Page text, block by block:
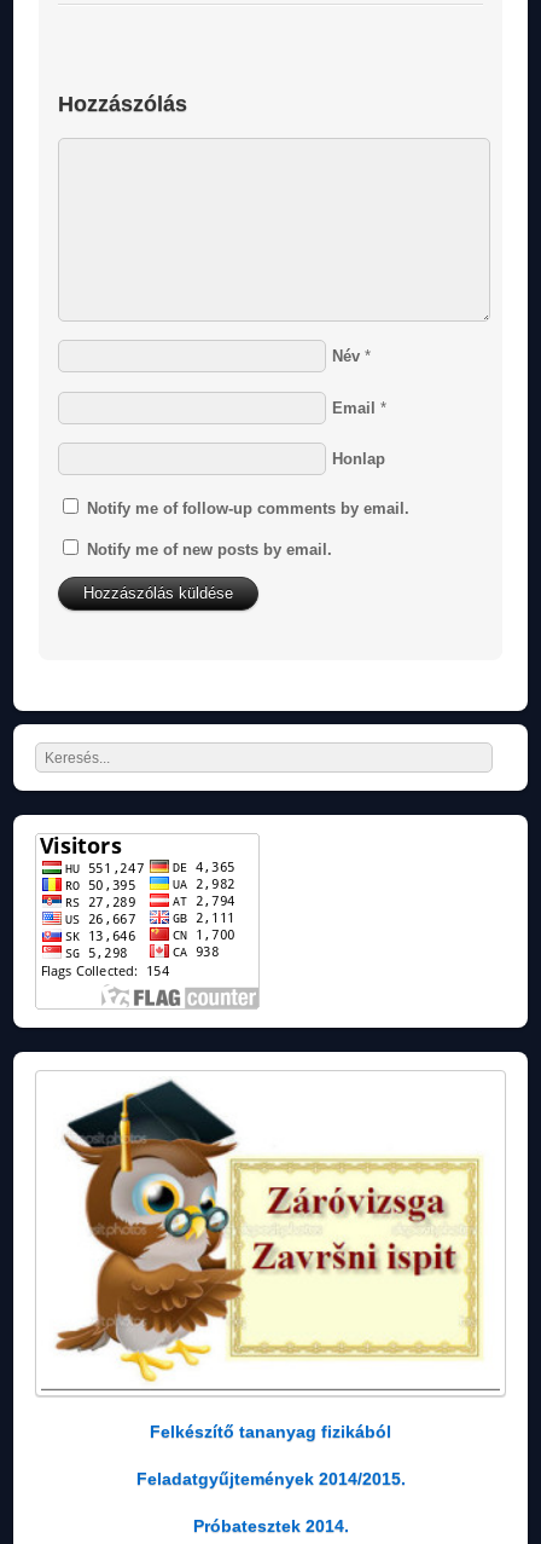
Hozzászólás
Név *
Email *
Honlap
Notify me of follow-up comments by email.
Notify me of new posts by email.
Felkészítő tananyag fizikából
Feladatgyűjtemények 2014/2015.
Próbatesztek 2014.